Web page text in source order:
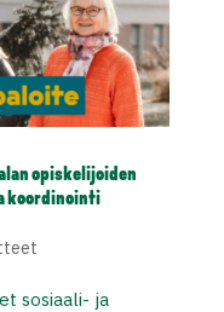
opiskelijoiden
koordinointi
sosiaali- ja